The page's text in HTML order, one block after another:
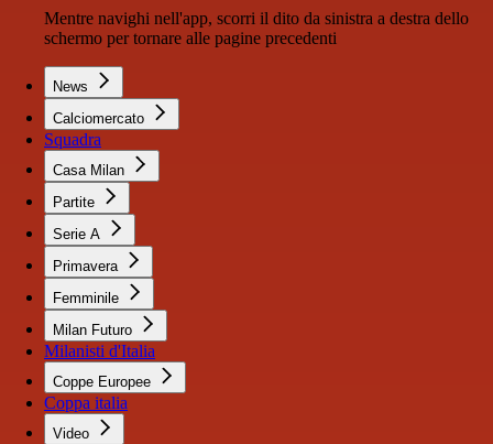
Mentre navighi nell'app, scorri il dito da sinistra a destra dello
schermo per tornare alle pagine precedenti
News
Calciomercato
Squadra
Casa Milan
Partite
Serie A
Primavera
Femminile
Milan Futuro
Milanisti d'Italia
Coppe Europee
Coppa italia
Video